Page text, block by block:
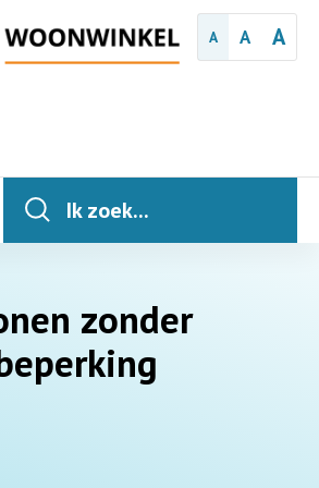
A A A
Ik zoek...
zonder